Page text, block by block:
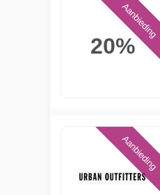
20%
Aanbieding
Aanbieding